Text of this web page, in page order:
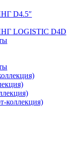
D4.5″
LOGISTIC D4D
коллекция)